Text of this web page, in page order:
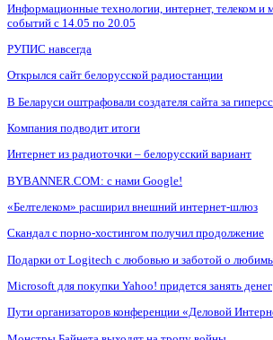
Информационные технологии, интернет, телеком и
событий с 14.05 по 20.05
РУПИС навсегда
Открылся сайт белорусской радиостанции
В Беларуси оштрафовали создателя сайта за
Компания подводит итоги
Интернет из радиоточки – белорусский вариант
BYBANNER.COM: c нами Google!
«Белтелеком» расширил внешний интернет-шлюз
Скандал с порно-хостингом получил продолжение
Подарки от Logitech с любовью и заботой о
Microsoft для покупки Yahoo! придется занять денег
Пути организаторов конференции «Деловой